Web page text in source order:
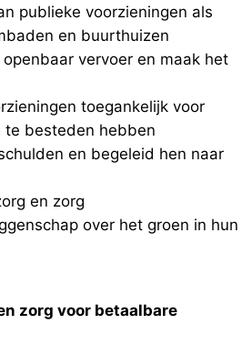
publieke voorzieningen als
en buurthuizen
vervoer en maak het
toegankelijk voor
te besteden hebben
en begeleid hen naar
en zorg
over het groen in hun
zorg voor betaalbare